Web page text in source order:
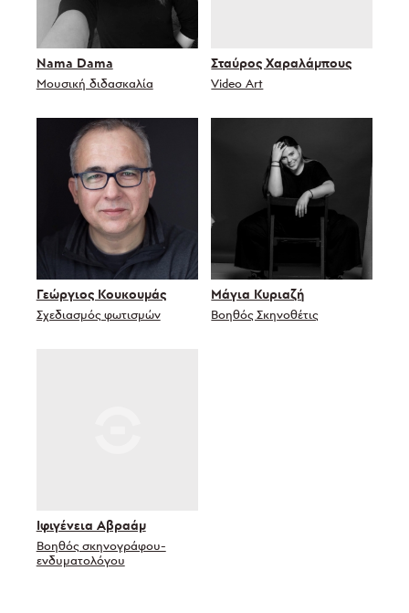
Nama Dama
Μουσική διδασκαλία
Σταύρος Χαραλάμπους
Video Art
Γεώργιος Κουκουμάς
Σχεδιασμός φωτισμών
Μάγια Κυριαζή
Βοηθός Σκηνοθέτις
Ιφιγένεια Αβραάμ
Βοηθός σκηνογράφου-
ενδυματολόγου